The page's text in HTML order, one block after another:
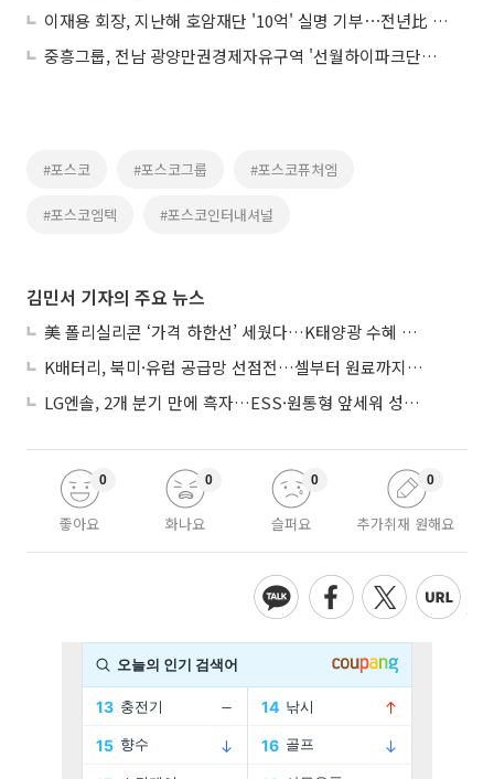
이재용 회장, 지난해 호암재단 '10억' 실명 기부⋯전년比 5배 ↑
중흥그룹, 전남 광양만권경제자유구역 '선월하이파크단지' 2차 용지 공급
#포스코 #포스코그룹 #포스코퓨처엠
#포스코엠텍 #포스코인터내셔널
김민서 기자의 주요 뉴스
美 폴리실리콘 ‘가격 하한선’ 세웠다…K태양광 수혜 기대
K배터리, 북미·유럽 공급망 선점전…셀부터 원료까지 현지화
LG엔솔, 2개 분기 만에 흑자…ESS·원통형 앞세워 성장 가속
좋아요
0
화나요
0
슬퍼요
0
추가취재 원해요
0